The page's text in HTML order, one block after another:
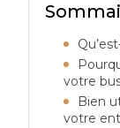
votre
Bien
votre